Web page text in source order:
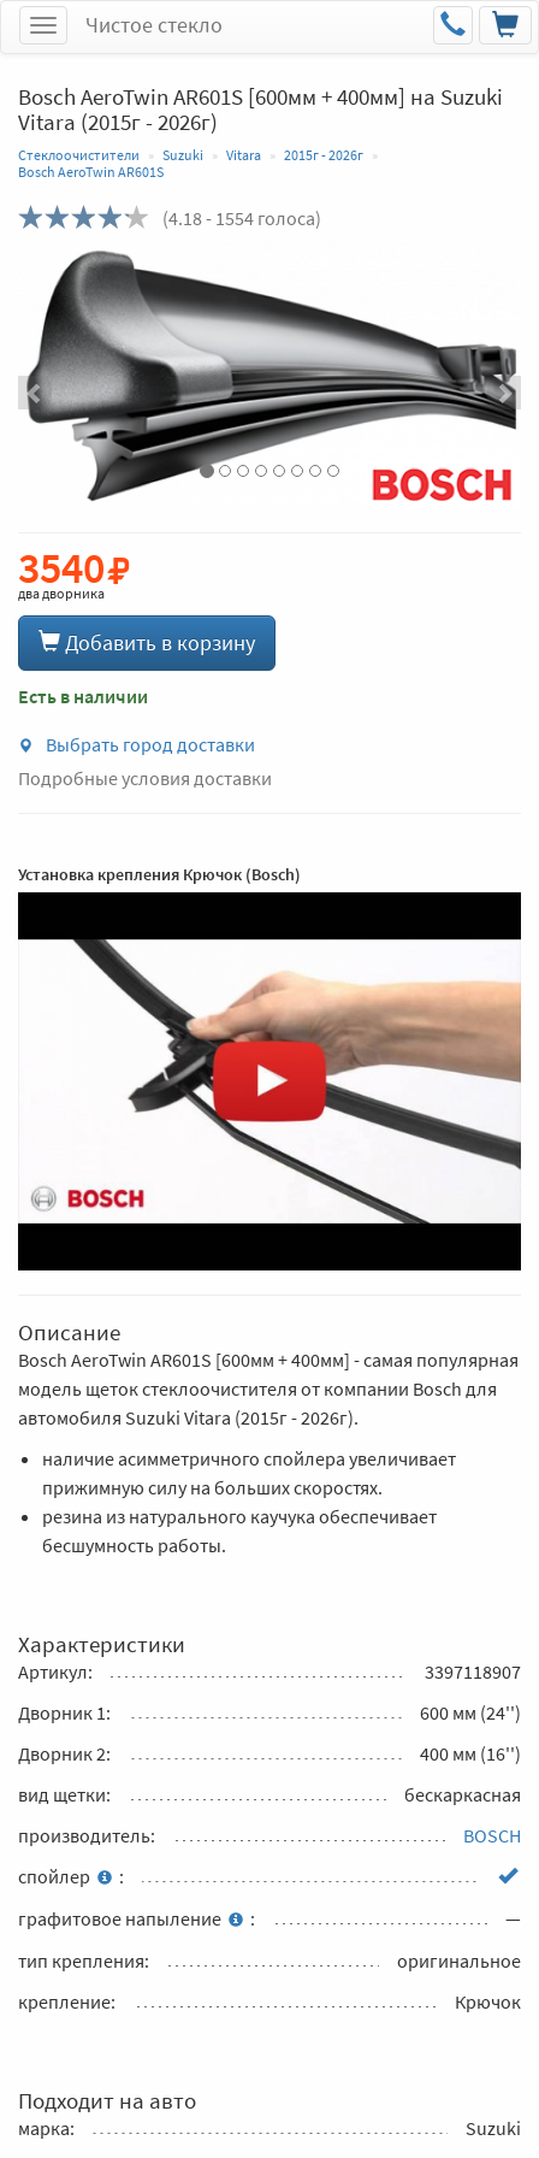
МенюЧистое стекло
Bosch AeroTwin AR601S [600мм + 400мм] на Suzuki
Vitara (2015г - 2026г)
Стеклоочистители Suzuki Vitara
2015г - 2026г
Bosch AeroTwin AR601S
(4.18- 1554 голоса)
Назад
3540
два дворника
Добавить в корзину
Есть в наличии
Выбрать город доставки
Подробные условия доставки
Установка крепления Крючок (Bosch)
Описание
Bosch AeroTwin AR601S [600мм + 400мм] - самая популярная
модель щеток стеклоочистителя от компании Bosch для
автомобиля Suzuki Vitara (2015г - 2026г).
наличие асимметричного спойлера увеличивает
прижимную силу на больших скоростях.
резина из натурального каучука обеспечивает
бесшумность работы.
Характеристики
Артикул:
3397118907
Дворник 1:
600 мм (24'')
Дворник 2:
400 мм (16'')
вид щетки:
бескаркасная
производитель:
BOSCH
спойлер
:
графитовое напыление
:
—
тип крепления:
оригинальное
крепление:
Крючок
Подходит на авто
марка:
Suzuki